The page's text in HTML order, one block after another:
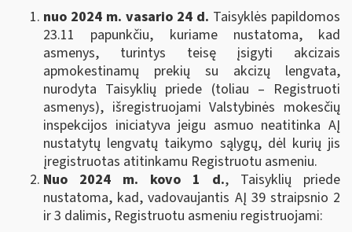
nuo 2024 m. vasario 24 d. Taisyklės papildomos
23.11 papunkčiu, kuriame nustatoma, kad
asmenys, turintys teisę įsigyti akcizais
apmokestinamų prekių su akcizų lengvata,
nurodyta Taisyklių priede (toliau – Registruoti
asmenys), išregistruojami Valstybinės mokesčių
inspekcijos iniciatyva jeigu asmuo neatitinka AĮ
nustatytų lengvatų taikymo sąlygų, dėl kurių jis
įregistruotas atitinkamu Registruotu asmeniu.
Nuo 2024 m. kovo 1 d., Taisyklių priede
nustatoma, kad, vadovaujantis AĮ 39 straipsnio 2
ir 3 dalimis, Registruotu asmeniu registruojami: